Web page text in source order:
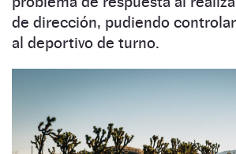
de dirección, pudiendo
al deportivo de turno.